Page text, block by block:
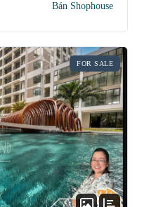
Bán Shophouse
FOR SALE